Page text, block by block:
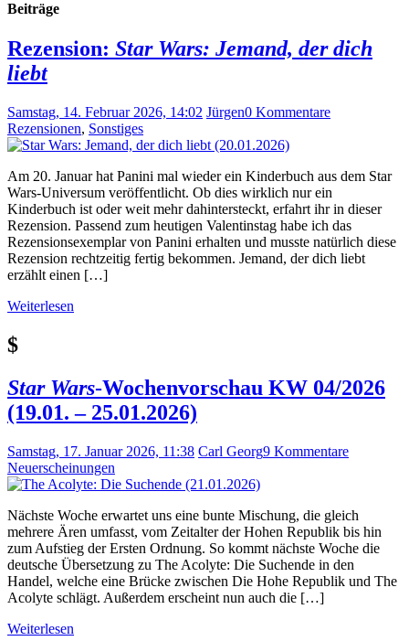
Beiträge
Rezension: Star Wars: Jemand, der dich
liebt
Samstag, 14. Februar 2026, 14:02 Jürgen0 Kommentare
Rezensionen, Sonstiges
Am 20. Januar hat Panini mal wieder ein Kinderbuch aus dem Star
Wars-Universum veröffentlicht. Ob dies wirklich nur ein
Kinderbuch ist oder weit mehr dahintersteckt, erfahrt ihr in dieser
Rezension. Passend zum heutigen Valentinstag habe ich das
Rezensionsexemplar von Panini erhalten und musste natürlich diese
Rezension rechtzeitig fertig bekommen. Jemand, der dich liebt
erzählt einen […]
Weiterlesen
$
Star Wars-Wochenvorschau KW 04/2026
(19.01. – 25.01.2026)
Samstag, 17. Januar 2026, 11:38 Carl Georg9 Kommentare
Neuerscheinungen
Nächste Woche erwartet uns eine bunte Mischung, die gleich
mehrere Ären umfasst, vom Zeitalter der Hohen Republik bis hin
zum Aufstieg der Ersten Ordnung. So kommt nächste Woche die
deutsche Übersetzung zu The Acolyte: Die Suchende in den
Handel, welche eine Brücke zwischen Die Hohe Republik und The
Acolyte schlägt. Außerdem erscheint nun auch die […]
Weiterlesen